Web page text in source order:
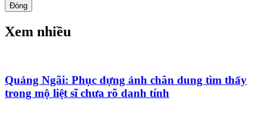
Đóng
Xem nhiều
Quảng Ngãi: Phục dựng ảnh chân dung tìm thấy
trong mộ liệt sĩ chưa rõ danh tính